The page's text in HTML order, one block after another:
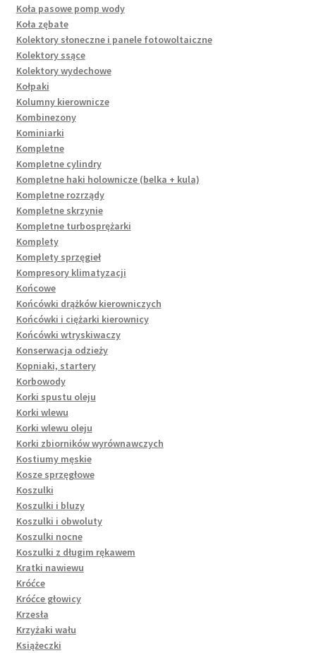
Koła pasowe pomp wody
Koła zębate
Kolektory słoneczne i panele fotowoltaiczne
Kolektory ssące
Kolektory wydechowe
Kołpaki
Kolumny kierownicze
Kombinezony
Kominiarki
Kompletne
Kompletne cylindry
Kompletne haki holownicze (belka + kula)
Kompletne rozrządy
Kompletne skrzynie
Kompletne turbosprężarki
Komplety
Komplety sprzęgieł
Kompresory klimatyzacji
Końcowe
Końcówki drążków kierowniczych
Końcówki i ciężarki kierownicy
Końcówki wtryskiwaczy
Konserwacja odzieży
Kopniaki, startery
Korbowody
Korki spustu oleju
Korki wlewu
Korki wlewu oleju
Korki zbiorników wyrównawczych
Kostiumy męskie
Kosze sprzęgłowe
Koszulki
Koszulki i bluzy
Koszulki i obwoluty
Koszulki nocne
Koszulki z długim rękawem
Kratki nawiewu
Króćce
Króćce głowicy
Krzesła
Krzyżaki wału
Książeczki